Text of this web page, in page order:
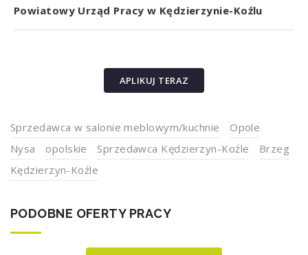
Powiatowy Urząd Pracy w Kędzierzynie-Koźlu
APLIKUJ TERAZ
Sprzedawca w salonie meblowym/kuchnie
Opole
Nysa
opolskie Sprzedawca Kędzierzyn-Koźle
Brzeg
Kędzierzyn-Koźle
PODOBNE OFERTY PRACY